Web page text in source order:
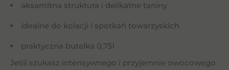
aksamitna struktura i delikatne taniny
idealne do kolacji i spotkań towarzyskich
praktyczna butelka 0,75l
Jeśli szukasz intensywnego i przyjemnie owocowego